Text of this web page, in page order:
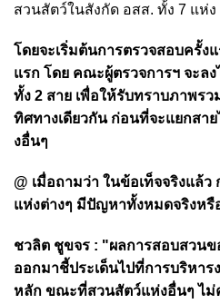
สวนสัตว์ในสังกัด อสส. ทั้ง 7 แห่
โดยจะเริ่มต้นการตรวจสอบครั้ง
แรก โดย คณะผู้ตรวจการฯ จะล
ทั้ง 2 สาย เพื่อให้รับทราบภาพรว
ทิศทางเดียวกัน ก่อนที่จะแยกสา
งอื่นๆ
@ เมื่อถามว่า ในข้อเท็จจริงแล้
แห่งต่างๆ มีปัญหาทั้งหมดจริงหรื
ชวลิต ชูขจร : "ผลการสอบสวน
ออกมาชี้ประเด็นไปที่การบริหาร
หลัก ขณะที่สวนสัตว์แห่งอื่นๆ ไ